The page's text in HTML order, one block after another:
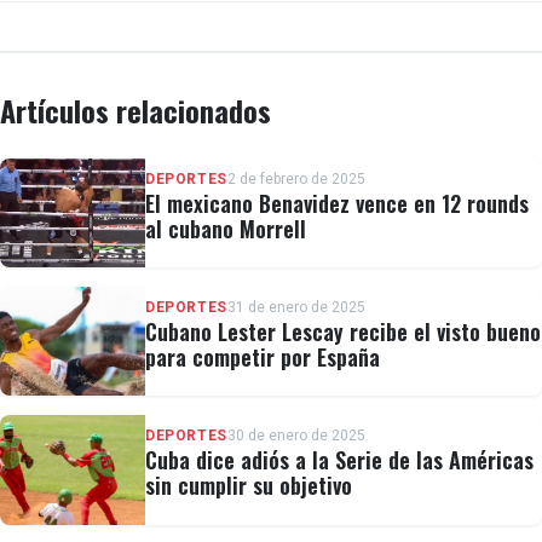
Artículos relacionados
DEPORTES2 de febrero de 2025
El mexicano Benavidez vence en 12 rounds
al cubano Morrell
DEPORTES31 de enero de 2025
Cubano Lester Lescay recibe el visto bueno
para competir por España
DEPORTES30 de enero de 2025
Cuba dice adiós a la Serie de las Américas
sin cumplir su objetivo